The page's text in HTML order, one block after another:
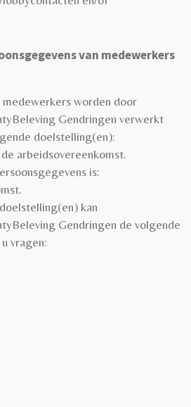
van medewerkers
medewerkers worden door
Gendringen verwerkt
doelstelling(en):
arbeidsovereenkomst.
is:
kan
Gendringen de volgende
vragen: